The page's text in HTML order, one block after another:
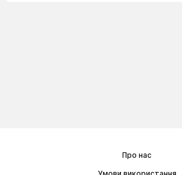
Про нас